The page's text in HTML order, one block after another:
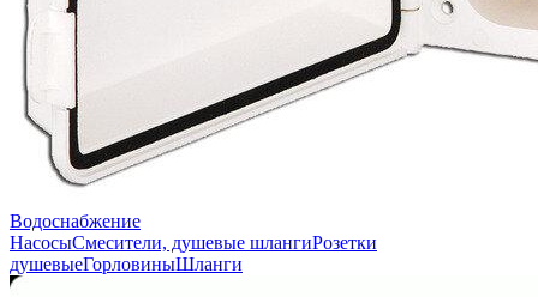
Водоснабжение
НасосыСмесители, душевые шлангиРозетки
душевыеГорловиныШланги